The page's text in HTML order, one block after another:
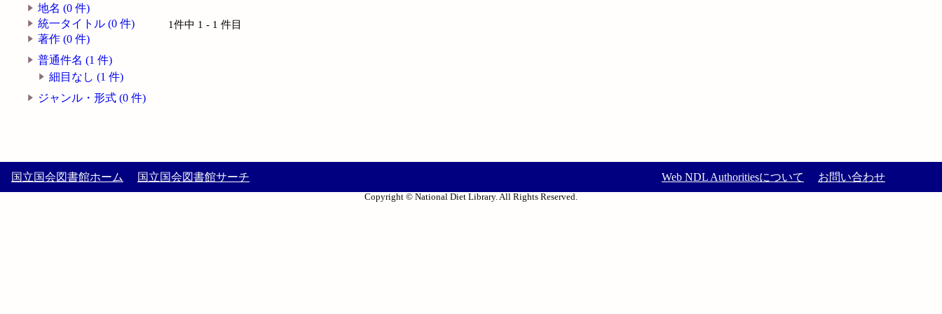
地名 (0 件)
統一タイトル (0 件)
著作 (0 件)
普通件名 (1 件)
細目なし (1 件)
ジャンル・形式 (0 件)
1件中 1 - 1 件目
国立国会図書館ホーム 国立国会図書館サーチ Web NDL Authoritiesについて お問い合わせ
Copyright © National Diet Library. All Rights Reserved.